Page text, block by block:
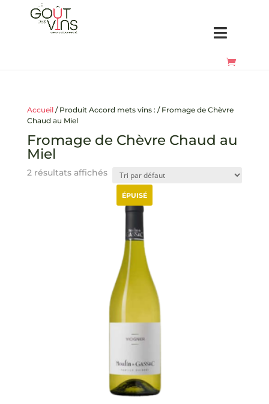
Accueil/ Produit Accord mets vins : / Fromage de Chèvre
Chaud au Miel
Fromage de Chèvre Chaud au
Miel
2 résultats affichés
ÉPUISÉ